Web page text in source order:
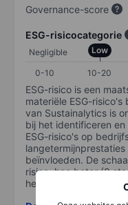
Governance-score
ESG-risicocategorie
Negligible Low
0-10
10-20
ESG-risico is een
materiële ESG-
van Sustainalytics is
bij het identificeren
ESG-risico's op
beïnvloeden. De
risico, hoe beter (0
het grootste risico).